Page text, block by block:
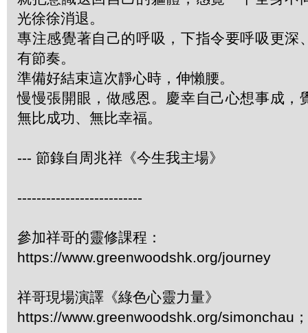
光徐徐消退。
專注感覺著自己的呼吸，下指令要呼吸更深
有節奏。
準備好結束這次靜心時，伸懶腰。
慢慢張開眼，做感恩。慶幸自己心想事成，
無比成功、無比幸福。
--- 節錄自周兆祥《今生我主場》
--------------------------
參加祥哥的靈修課程：
https://www.greenwoodshk.org/journey
祥哥現場演譯《綠色心靈力量》
https://www.greenwoodshk.org/simonchau